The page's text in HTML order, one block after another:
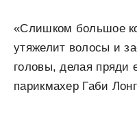
«Слишком большое
утяжелит волосы и
головы, делая
парикмахер Габи